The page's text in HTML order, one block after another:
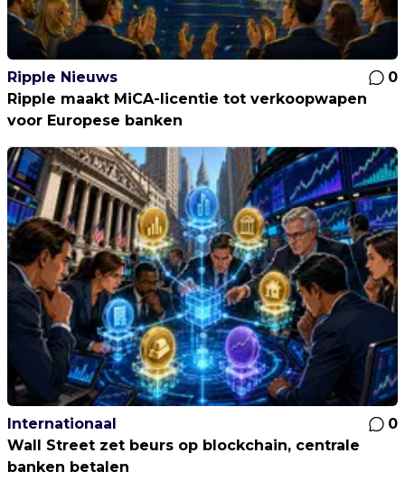
Ripple Nieuws
0
Ripple maakt MiCA-licentie tot verkoopwapen
voor Europese banken
Internationaal
0
Wall Street zet beurs op blockchain, centrale
banken betalen